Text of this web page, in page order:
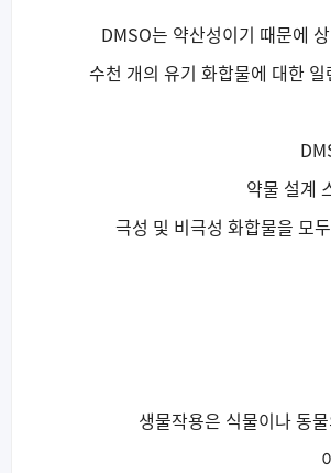
DMSO는 약산성이기 때문에
수천 개의 유기 화합물에 대한
약물 설계
극성 및 비극성 화합물을 모
생물작용은 식물이나 동